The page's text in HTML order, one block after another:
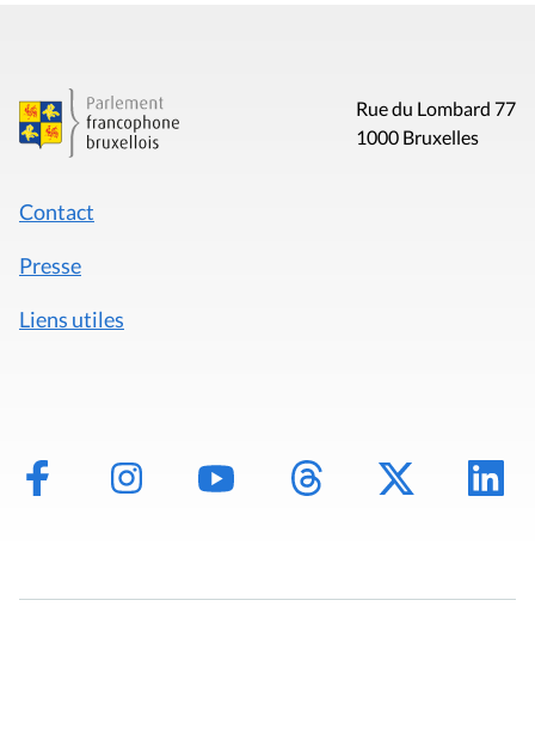
Rue du Lombard 77
1000 Bruxelles
Contact
Presse
Liens utiles